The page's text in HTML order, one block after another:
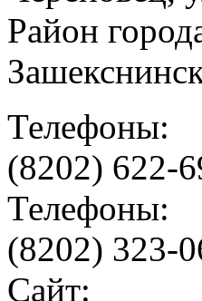
Район
Телефоны:
(8202) 622-
Телефоны:
(8202) 323-
Сайт: